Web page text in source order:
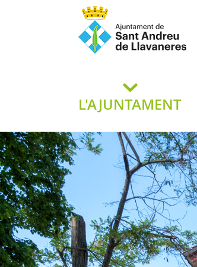
L'AJUNTAMENT